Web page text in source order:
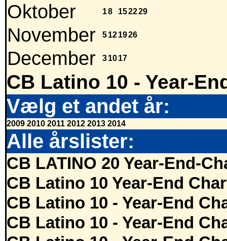
Oktober 18 152229
November 5121926
December 31017
CB Latino 10 - Year-
Vælg et andet år:
2009 2010 2011 2012 2013 2014
Alle årslister:
CB LATINO 20 Year-End-
CB Latino 10 Year-End
CB Latino 10 - Year-End
CB Latino 10 - Year-End